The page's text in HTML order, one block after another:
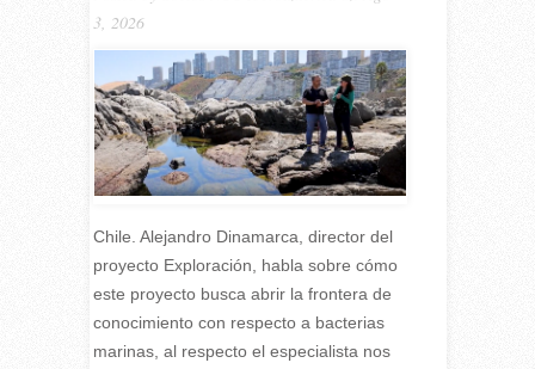
3, 2026
Chile. Alejandro Dinamarca, director del
proyecto Exploración, habla sobre cómo
este proyecto busca abrir la frontera de
conocimiento con respecto a bacterias
marinas, al respecto el especialista nos